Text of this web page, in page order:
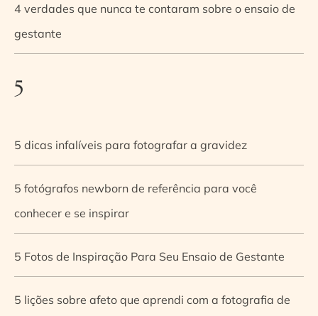
4 verdades que nunca te contaram sobre o ensaio de
gestante
5
5 dicas infalíveis para fotografar a gravidez
5 fotógrafos newborn de referência para você
conhecer e se inspirar
5 Fotos de Inspiração Para Seu Ensaio de Gestante
5 lições sobre afeto que aprendi com a fotografia de